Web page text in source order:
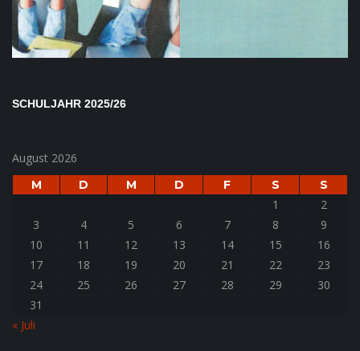
SCHULJAHR 2025/26
August 2026
M D M D F S S
1
2
3
4 5 6 7 8
9
10
11 12 13 14 15
16
17
18 19 20 21 22
23
24
25 26 27 28 29
30
31
« Juli